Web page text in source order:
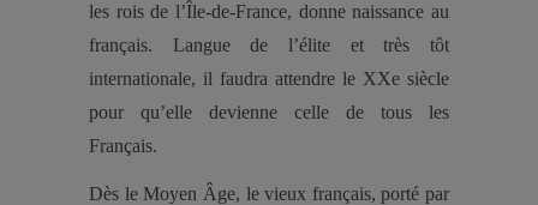
les rois de l’Île-de-France, donne naissance au
français. Langue de l’élite et très tôt
internationale, il faudra attendre le XXe siècle
pour qu’elle devienne celle de tous les
Français.
Dès le Moyen Âge, le vieux français, porté par